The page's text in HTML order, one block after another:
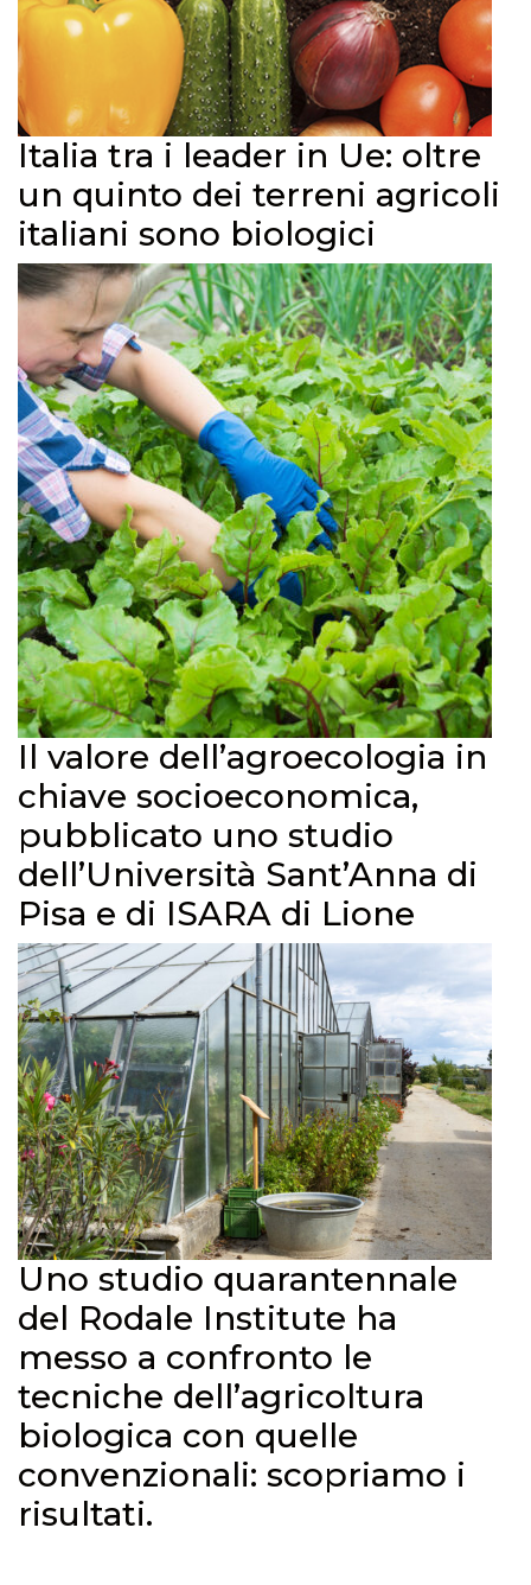
Italia tra i leader in Ue: oltre
un quinto dei terreni agricoli
italiani sono biologici
Il valore dell’agroecologia in
chiave socioeconomica,
pubblicato uno studio
dell’Università Sant’Anna di
Pisa e di ISARA di Lione
Uno studio quarantennale
del Rodale Institute ha
messo a confronto le
tecniche dell’agricoltura
biologica con quelle
convenzionali: scopriamo i
risultati.